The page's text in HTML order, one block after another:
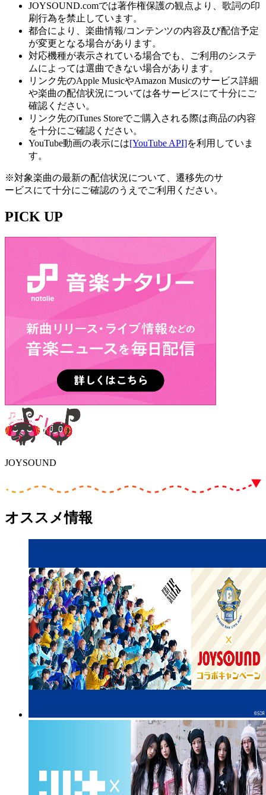
JOYSOUND.comでは著作権保護の観点より、歌詞の印
刷行為を禁止しています。
都合により、楽曲情報/コンテンツの内容及び配信予定
が変更となる場合があります。
対応機種が表示されている場合でも、ご利用のシステ
ムによっては選曲できない場合があります。
リンク先のApple MusicやAmazon Musicのサービス詳細
や楽曲の配信状況については各サービスにて十分にご
確認ください。
リンク先のiTunes Storeでご購入される際は商品の内容
を十分にご確認ください。
YouTube動画の表示には[YouTube API]を利用していま
す。
※対象楽曲の最新の配信状況について、遷移先のサ
ービスにて十分にご確認のうえでご利用ください。
PICK UP
JOYSOUND
オススメ情報